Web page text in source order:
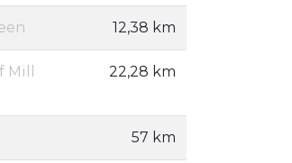
12,38 km
Mill
22,28 km
57 km